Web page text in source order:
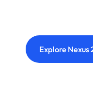
Explore Nexus